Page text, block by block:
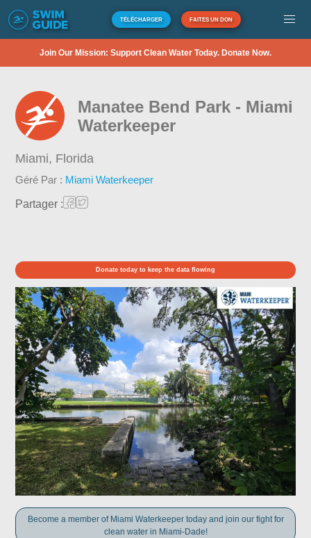
TÉLÉCHARGER FAITES UN DON
Join Our Mission: Support Clean Water Today. Donate Now.
Manatee Bend Park - Miami
Waterkeeper
Miami, Florida
Géré Par : Miami Waterkeeper
Partager :
Donate today to keep the data flowing
Become a member of Miami Waterkeeper today and join our fight for
clean water in Miami-Dade!